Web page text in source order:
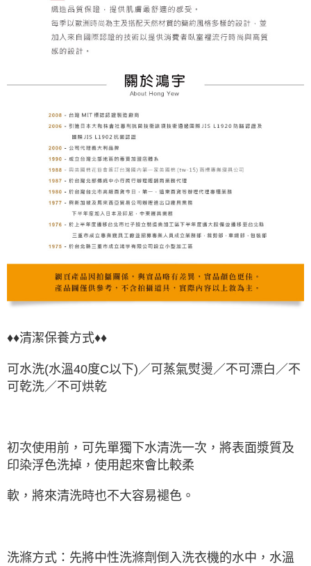
♦♦清潔保養方式♦♦
可水洗(水溫40度C以下)／可蒸氣熨燙／不可漂白／不
可乾洗／不可烘乾
初次使用前，可先單獨下水清洗一次，將表面漿質及
印染浮色洗掉，使用起來會比較柔
軟，將來清洗時也不大容易褪色。
洗滌方式：先將中性洗滌劑倒入洗衣機的水中，水溫